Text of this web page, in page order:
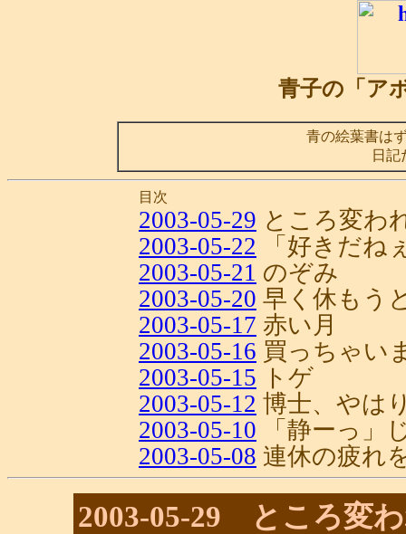
青子の「ア
青の絵葉書は
日記
目次
2003-05-29 ところ変わ
2003-05-22 「好きだね
2003-05-21 のぞみ
2003-05-20 早く休もう
2003-05-17 赤い月
2003-05-16 買っちゃい
2003-05-15 トゲ
2003-05-12 博士、やは
2003-05-10 「静ーっ」
2003-05-08 連休の疲れ
2003-05-29 ところ変